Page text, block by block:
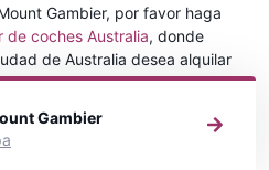
Gambier, por favor haga
de coches Australia, donde
de Australia desea alquilar
Gambier